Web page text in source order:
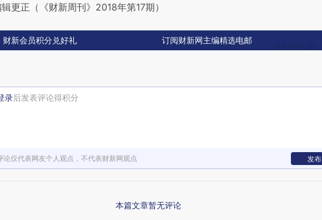
更正（《财新周刊》2018年第17期）
财新会员积分兑好礼 订阅财新网主编精选电邮
录后发表评论得积分
论仅代表网友个人观点，不代表财新网观点 发布
本篇文章暂无评论